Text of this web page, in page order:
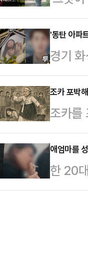
됐다.
있던
을 가
먹은…
행적을
난
다.이
는 김
어린이
앞두고
'동탄 아파
경기
다.31
12일
다룬다
여성의
피를
타이로
조카 포박
조카를
역을
사)는
무기징
에게는
애엄마를
한 20
성매매